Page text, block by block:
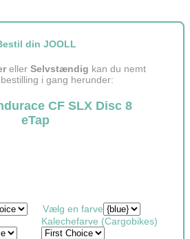
din JOOLL
ellerSelvstændig kan du nemt
i gang herunder:
CF SLX Disc 8
eTap
Vælg en farve
Kalechefarve (Cargobikes)